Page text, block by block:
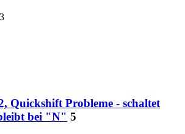
Quickshift Probleme - schaltet
bei "N" 5